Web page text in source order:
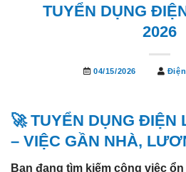
TUYỂN DỤNG
2026
04/15/2026
🚀 TUYỂN DỤNG ĐIỆN
– VIỆC GẦN NHÀ,
Bạn đang tìm kiếm công việc